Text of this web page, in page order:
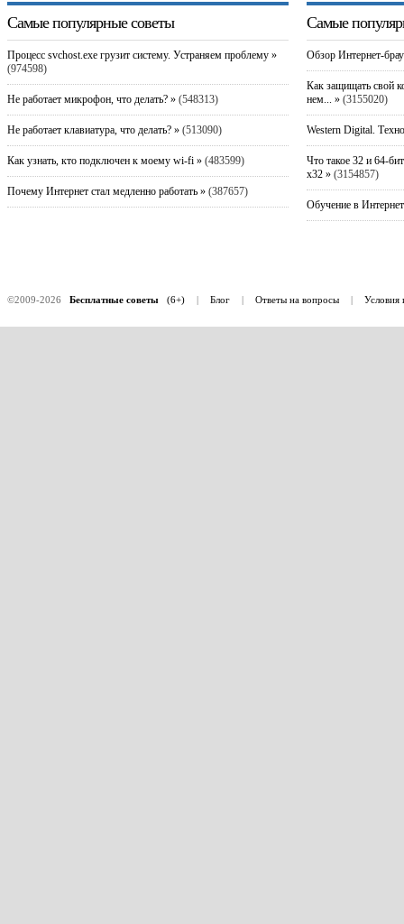
Самые популярные советы
Процесс svchost.exe грузит систему. Устраняем проблему »
(974598)
Не работает микрофон, что делать? »(548313)
Не работает клавиатура, что делать? »(513090)
Как узнать, кто подключен к моему wi-fi »(483599)
Почему Интернет стал медленно работать »(387657)
Самые
Обзор Интернет-
Как защищать свой
нем... »(3155020)
Western Digital.
Что такое 32 и 64-
x32 »(3154857)
Обучение в
©2009-2026 Бесплатные советы(6+) | Блог | Ответы на вопросы | Условия